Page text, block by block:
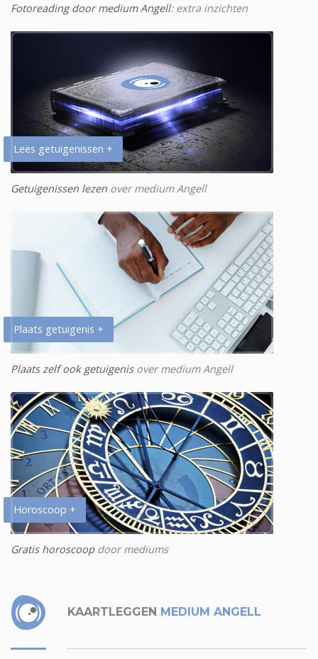
Fotoreading door medium Angell: extra inzichten
Lees getuigenissen +
Getuigenissen lezen over medium Angell
Plaats getuigenis +
Plaats zelf ook getuigenisover medium Angell
Horoscoop +
Gratis horoscoopdoor mediums
KAARTLEGGEN MEDIUM ANGELL